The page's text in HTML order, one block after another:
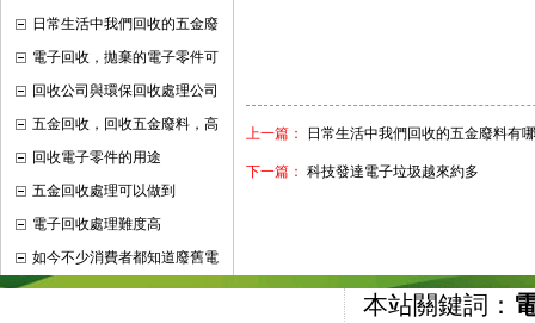
日常生活中我們回收的五金廢
電子回收，拋棄的電子零件可
回收公司與環保回收處理公司
五金回收，回收五金廢料，高
回收電子零件的用途
五金回收處理可以做到
電子回收處理難度高
如今不少消費者都知道廢舊電
上一篇： 日常生活中我們回收的五金廢料有
下一篇： 科技發達電子垃圾越來約多
本站關鍵詞：